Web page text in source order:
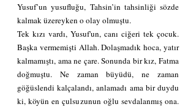
Yusuf’un yusufluğu, Tahsin’in tahsinliği sözde
kalmak üzereyken o olay olmuştu.
Tek kızı vardı, Yusuf'un, canı ciğeri tek çocuk.
Başka vermemişti Allah. Dolaşmadık hoca, yatır
kalmamıştı, ama ne çare. Sonunda bir kız, Fatma
doğmuştu. Ne zaman büyüdü, ne zaman
göğüslendi kalçalandı, anlamadı ama bir duydu
ki, köyün en çulsuzunun oğlu sevdalanmış ona.